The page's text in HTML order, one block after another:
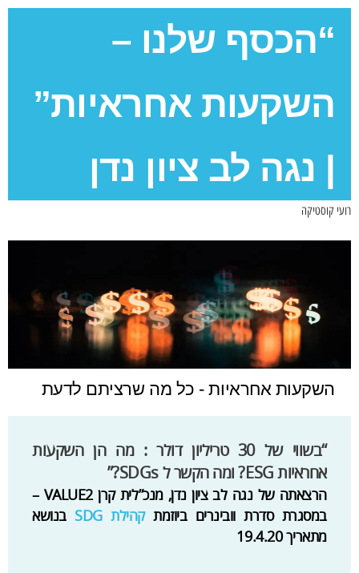
“הכסף שלנו –
השקעות אחראיות”
| נגה לב ציון נדן
רועי קוסטיקה
השקעות אחראיות - כל מה שרציתם לדעת
“בשווי של 30 טריליון דולר : מה הן השקעות
אחראיות ESG? ומה הקשר ל SDGs?”
הרצאתה של נגה לב ציון נדן, מנכ”לית קרן VALUE2 –
במסגרת סדרת וובינרים ביוזמתקהילת SDG
בנושא
מתאריך 19.4.20